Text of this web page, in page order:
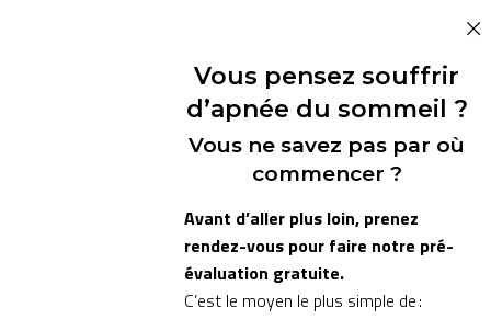
Vous pensez souffrir
d’apnée du sommeil ?
Vous ne savez pas par où
commencer ?
Avant d’aller plus loin, prenez
rendez-vous pour faire notre pré-
évaluation gratuite.
C’est le moyen le plus simple de :